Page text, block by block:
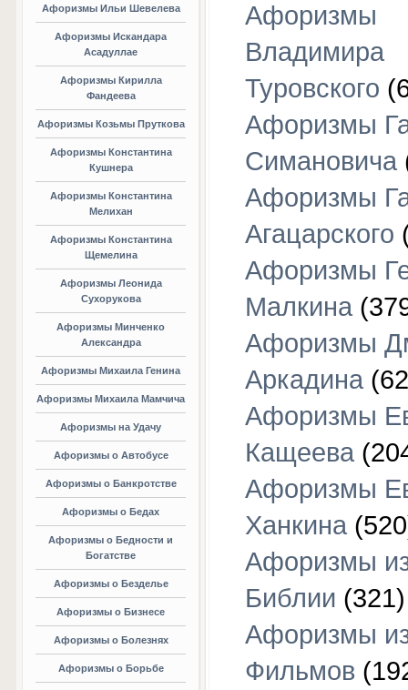
Афоризмы Ильи Шевелева
Афоризмы Искандара
Асадуллае
Афоризмы Кирилла
Фандеева
Афоризмы Козьмы Пруткова
Афоризмы Константина
Кушнера
Афоризмы Константина
Мелихан
Афоризмы Константина
Щемелина
Афоризмы Леонида
Сухорукова
Афоризмы Минченко
Александра
Афоризмы Михаила Генина
Афоризмы Михаила Мамчича
Афоризмы на Удачу
Афоризмы о Автобусе
Афоризмы о Банкротстве
Афоризмы о Бедах
Афоризмы о Бедности и
Богатстве
Афоризмы о Безделье
Афоризмы о Бизнесе
Афоризмы о Болезнях
Афоризмы о Борьбе
Афоризмы
Владимира
Туровского
Афоризмы
Симановича
Афоризмы
Агацарского
Афоризмы
Малкина
Афоризмы
Аркадина
Афоризмы
Кащеева
Афоризмы
Ханкина
Афоризмы
Библии (321)
Афоризмы
Фильмов